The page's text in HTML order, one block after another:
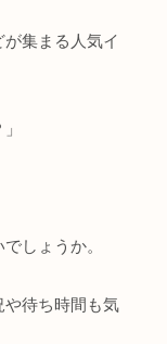
集まる人気イ
しょうか。
待ち時間も気